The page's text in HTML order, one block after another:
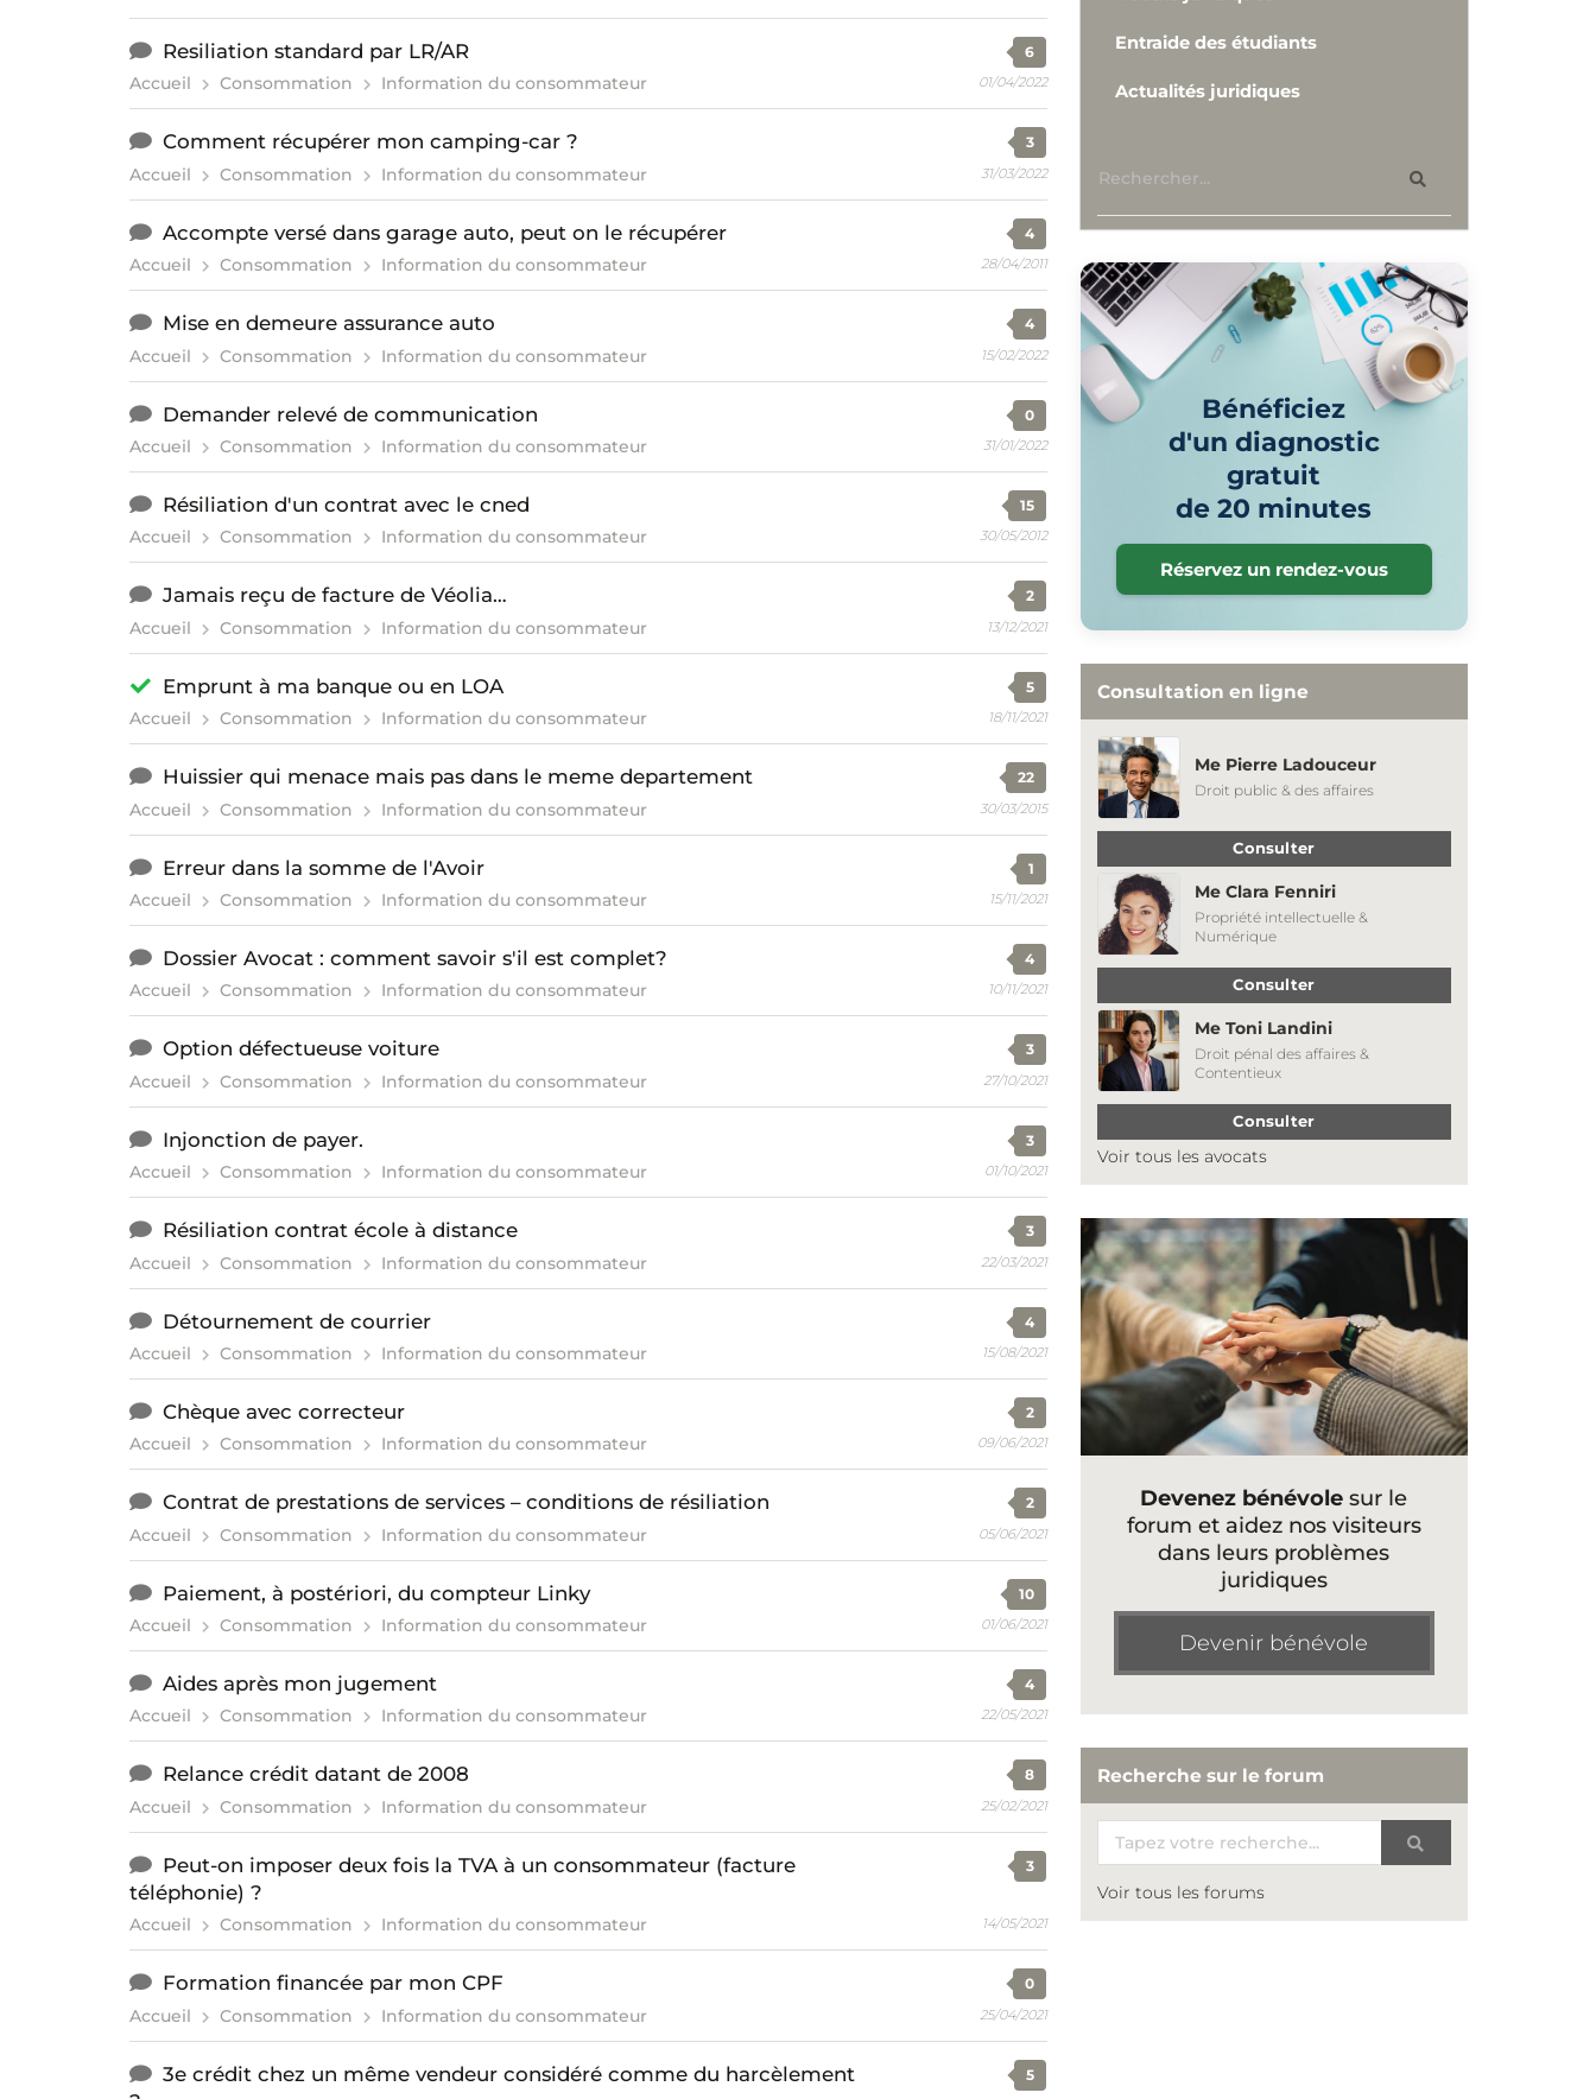
Resiliation standard par LR/AR
Accueil Consommation Information du consommateur
6
01/04/2022
Comment récupérer mon camping-car ?
Accueil Consommation Information du consommateur
3
31/03/2022
Accompte versé dans garage auto, peut on le récupérer
Accueil Consommation Information du consommateur
4
28/04/2011
Mise en demeure assurance auto
Accueil Consommation Information du consommateur
4
15/02/2022
Demander relevé de communication
Accueil Consommation Information du consommateur
0
31/01/2022
Résiliation d'un contrat avec le cned
Accueil Consommation Information du consommateur
15
30/05/2012
Jamais reçu de facture de Véolia…
Accueil Consommation Information du consommateur
2
13/12/2021
Emprunt à ma banque ou en LOA
Accueil Consommation Information du consommateur
5
18/11/2021
Huissier qui menace mais pas dans le meme departement
Accueil Consommation Information du consommateur
22
30/03/2015
Erreur dans la somme de l'Avoir
Accueil Consommation Information du consommateur
1
15/11/2021
Dossier Avocat : comment savoir s'il est complet?
Accueil Consommation Information du consommateur
4
10/11/2021
Option défectueuse voiture
Accueil Consommation Information du consommateur
3
27/10/2021
Injonction de payer.
Accueil Consommation Information du consommateur
3
01/10/2021
Résiliation contrat école à distance
Accueil Consommation Information du consommateur
3
22/03/2021
Détournement de courrier
Accueil Consommation Information du consommateur
4
15/08/2021
Chèque avec correcteur
Accueil Consommation Information du consommateur
2
09/06/2021
Contrat de prestations de services – conditions de résiliation
Accueil Consommation Information du consommateur
2
05/06/2021
Paiement, à postériori, du compteur Linky
Accueil Consommation Information du consommateur
10
01/06/2021
Aides après mon jugement
Accueil Consommation Information du consommateur
4
22/05/2021
Relance crédit datant de 2008
Accueil Consommation Information du consommateur
8
25/02/2021
Peut-on imposer deux fois la TVA à un consommateur (facture
téléphonie) ?
Accueil Consommation Information du consommateur
3
14/05/2021
Formation financée par mon CPF
Accueil Consommation Information du consommateur
0
25/04/2021
3e crédit chez un même vendeur considéré comme du harcèlement
5
Entraide des étudiants
Actualités juridiques
Bénéficiez
d'un diagnostic
gratuit
de 20 minutes
Réservez un rendez-vous
Consultation en ligne
Me Pierre Ladouceur
Droit public & des affaires
Consulter
Me Clara Fenniri
Propriété intellectuelle &
Numérique
Consulter
Me Toni Landini
Droit pénal des affaires &
Contentieux
Consulter
Voir tous les avocats
Devenez bénévole sur le
forum et aidez nos visiteurs
dans leurs problèmes
juridiques
Devenir bénévole
Recherche sur le forum
Voir tous les forums